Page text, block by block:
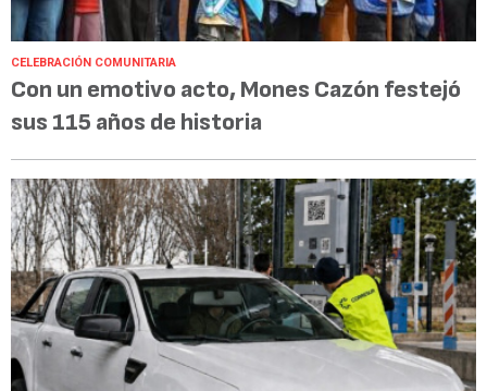
CELEBRACIÓN COMUNITARIA
Con un emotivo acto, Mones Cazón festejó
sus 115 años de historia